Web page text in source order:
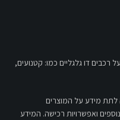
רכבים דו גלגליים כמו: קטנועים,
לתת מידע על המוצרים
ואפשרויות רכישה. המידע